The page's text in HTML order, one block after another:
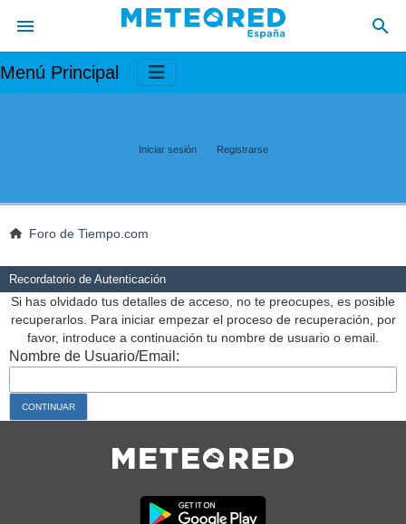
Menú Principal
Iniciar sesión Registrarse
Foro de Tiempo.com
Recordatorio de Autenticación
Si has olvidado tus detalles de acceso, no te preocupes, es posible
recuperarlos. Para iniciar empezar el proceso de recuperación, por
favor, introduce a continuación tu nombre de usuario o email.
Nombre de Usuario/Email: